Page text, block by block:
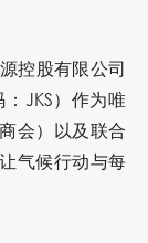
控股有限公司
JKS）作为唯
会）以及联合
气候行动与每